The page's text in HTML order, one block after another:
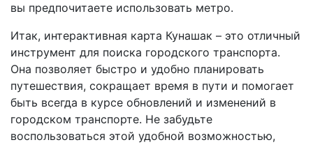
вы предпочитаете использовать метро.
Итак, интерактивная карта Кунашак – это отличный
инструмент для поиска городского транспорта.
Она позволяет быстро и удобно планировать
путешествия, сокращает время в пути и помогает
быть всегда в курсе обновлений и изменений в
городском транспорте. Не забудьте
воспользоваться этой удобной возможностью,